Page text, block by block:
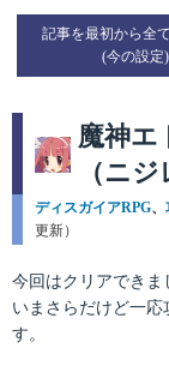
記事を最初から全
魔神エ
（ニ
カ
テ
リ
ー
ディスガイアRPG、
更新）
今回はクリアできま
いまさらだけど一応
す。